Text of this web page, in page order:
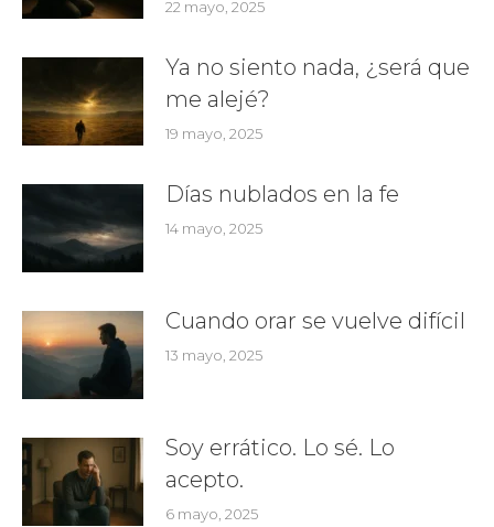
22 mayo, 2025
Ya no siento nada, ¿será que
me alejé?
19 mayo, 2025
Días nublados en la fe
14 mayo, 2025
Cuando orar se vuelve difícil
13 mayo, 2025
Soy errático. Lo sé. Lo
acepto.
6 mayo, 2025